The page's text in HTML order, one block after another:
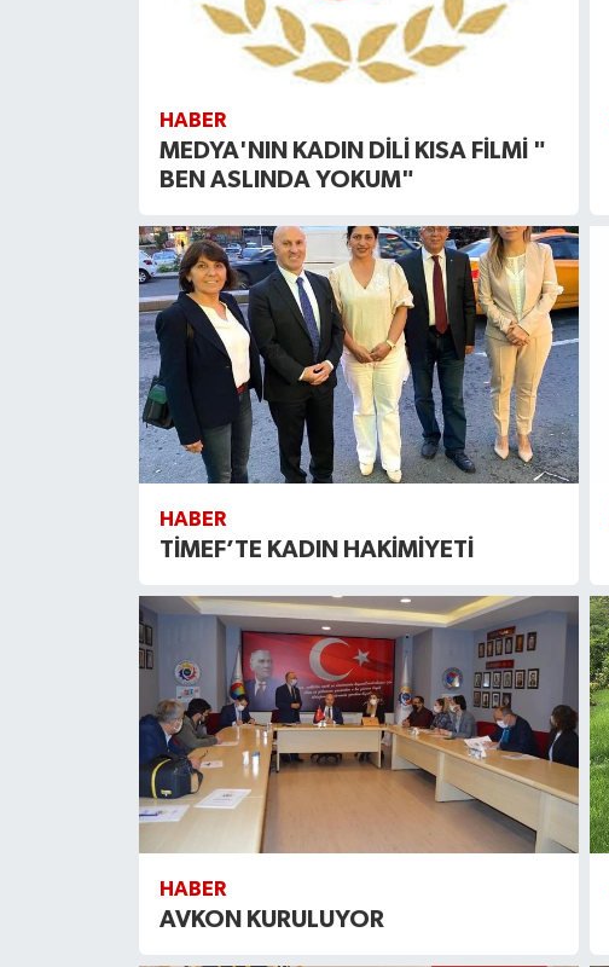
HABER
MEDYA'NIN KADIN DİLİ KISA FİLMİ "
BEN ASLINDA YOKUM"
HABER
TİMEF’TE KADIN HAKİMİYETİ
HABER
AVKON KURULUYOR